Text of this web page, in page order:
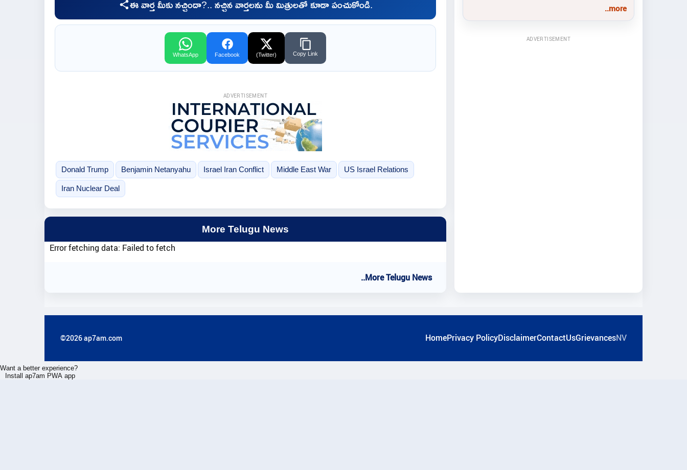
ఈ వార్త మీకు నచ్చిందా?.. నచ్చిన వార్తలను మీ మిత్రులతో కూడా పంచుకోండి.
WhatsApp Facebook (Twitter) Copy Link
ADVERTISEMENT
Donald Trump Benjamin Netanyahu Israel Iran Conflict Middle East War US Israel Relations
Iran Nuclear Deal
More Telugu News
Error fetching data: Failed to fetch
..More Telugu News
..more
ADVERTISEMENT
©2026 ap7am.com HomePrivacy PolicyDisclaimerContactUsGrievancesNV
Want a better experience?
Install ap7am PWA app